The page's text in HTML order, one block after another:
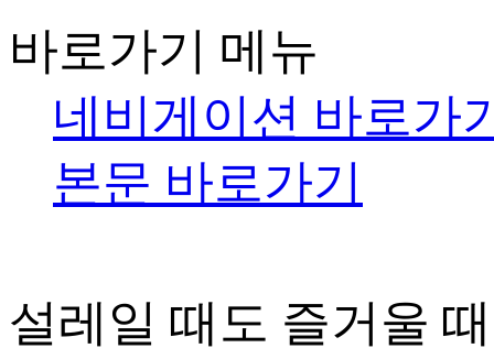
바로가기 메뉴
네비게이션 바로가
본문 바로가기
설레일 때도 즐거울